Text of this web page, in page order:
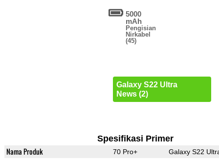
5000
mAh
Pengisian
Nirkabel
(45)
Galaxy S22 Ultra
News (2)
Spesifikasi Primer
Nama Produk 70 Pro+ Galaxy S22